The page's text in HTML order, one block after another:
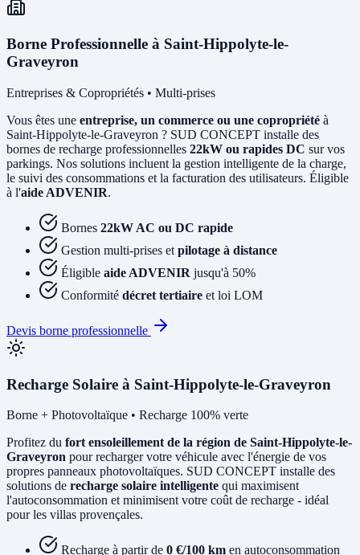
Borne Professionnelle à Saint-Hippolyte-le-
Graveyron
Entreprises & Copropriétés • Multi-prises
Vous êtes une entreprise, un commerce ou une copropriété à
Saint-Hippolyte-le-Graveyron ? SUD CONCEPT installe des
bornes de recharge professionnelles 22kW ou rapides DC sur vos
parkings. Nos solutions incluent la gestion intelligente de la charge,
le suivi des consommations et la facturation des utilisateurs. Éligible
à l'aide ADVENIR.
Bornes 22kW AC ou DC rapide
Gestion multi-prises et pilotage à distance
Éligible aide ADVENIR jusqu'à 50%
Conformité décret tertiaire et loi LOM
Devis borne professionnelle
Recharge Solaire à Saint-Hippolyte-le-Graveyron
Borne + Photovoltaïque • Recharge 100% verte
Profitez du fort ensoleillement de la région de Saint-Hippolyte-le-
Graveyron pour recharger votre véhicule avec l'énergie de vos
propres panneaux photovoltaïques. SUD CONCEPT installe des
solutions de recharge solaire intelligente qui maximisent
l'autoconsommation et minimisent votre coût de recharge - idéal
pour les villas provençales.
Recharge à partir de 0 €/100 km en autoconsommation